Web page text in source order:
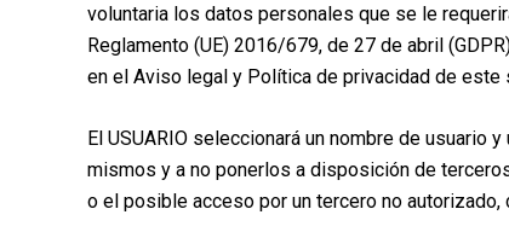
voluntaria los datos personales que se le
Reglamento (UE) 2016/679, de 27 de abril
en el Aviso legal y Política de privacidad de este
El USUARIO seleccionará un nombre de usuario
mismos y a no ponerlos a disposición de
o el posible acceso por un tercero no